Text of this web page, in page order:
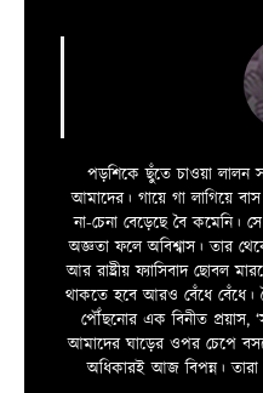
পড়শিকে ছুঁতে চাওয়া লালন
আমাদের। গায়ে গা লাগিয়ে
না-চেনা বেড়েছে বৈ কমেনি।
অজ্ঞতা ফলে অবিশ্বাস। তার
আর রাষ্ট্রীয় ফ্যাসিবাদ ছোবল
থাকতে হবে আরও বেঁধে বেঁধে।
পৌঁছনোর এক বিনীত প্রয়াস,
আমাদের ঘাড়ের ওপর চেপে
অধিকারই আজ বিপন্ন। তারা